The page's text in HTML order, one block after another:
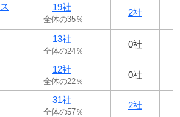
19社
全体の35％
2社
13社
全体の24％
0社
12社
全体の22％
0社
31社
全体の57％
2社